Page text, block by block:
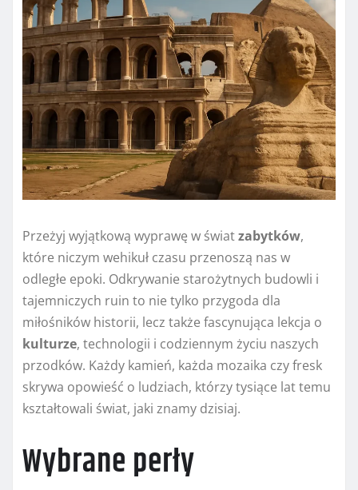
Przeżyj wyjątkową wyprawę w światzabytków,
które niczym wehikuł czasu przenoszą nas w
odległe epoki. Odkrywanie starożytnych budowli i
tajemniczych ruin to nie tylko przygoda dla
miłośników historii, lecz także fascynująca lekcja o
kulturze, technologii i codziennym życiu naszych
przodków. Każdy kamień, każda mozaika czy fresk
skrywa opowieść o ludziach, którzy tysiące lat temu
kształtowali świat, jaki znamy dzisiaj.
Wybrane perły